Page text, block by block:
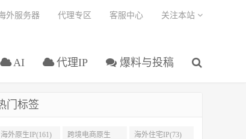
AI 代理IP 爆料与投稿
外服务器 代理专区 客服中心 关注本站
门标签
海外原生IP(161) 跨境电商原生 海外住宅IP(73)